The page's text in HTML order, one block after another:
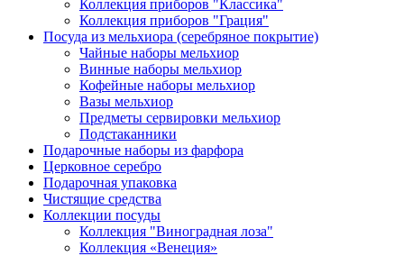
Коллекция приборов "Классика"
Коллекция приборов "Грация"
Посуда из мельхиора (серебряное покрытие)
Чайные наборы мельхиор
Винные наборы мельхиор
Кофейные наборы мельхиор
Вазы мельхиор
Предметы сервировки мельхиор
Подстаканники
Подарочные наборы из фарфора
Церковное серебро
Подарочная упаковка
Чистящие средства
Коллекции посуды
Коллекция "Виноградная лоза"
Коллекция «Венеция»